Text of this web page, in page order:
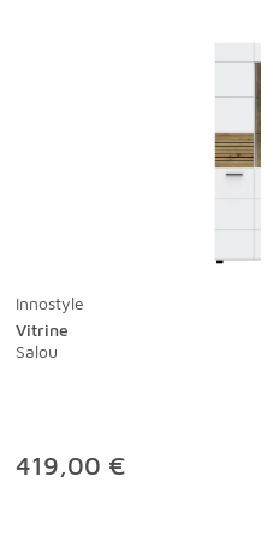
Innostyle
Vitrine
Salou
419,00 €